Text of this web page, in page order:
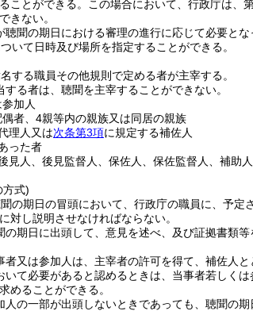
ことができる。
この場合において、行政庁は、
きない。
聞の期日における審理の進行に応じて必要と
いて日時及び場所を指定することができる。
する職員その他規則で定める者が主宰する。
る者は、聴聞を主宰することができない。
加人
者、4親等内の親族又は同居の親族
理人又は次条第3項に規定する補佐人
った者
見人、後見監督人、保佐人、保佐監督人、補助
方式)
の期日の冒頭において、行政庁の職員に、予
対し説明させなければならない。
の期日に出頭して、意見を述べ、及び証拠書類
又は参加人は、主宰者の許可を得て、補佐人と
いて必要があると認めるときは、当事者若しく
めることができる。
の一部が出頭しないときであっても、聴聞の期